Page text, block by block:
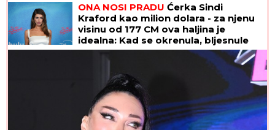
ONA NOSI PRADU Ćerka Sindi
Kraford kao milion dolara - za njenu
visinu od 177 CM ova haljina je
idealna: Kad se okrenula, bljesnule
MINIMALISTIČKE TETOVAŽE, a ima ih
preko 20